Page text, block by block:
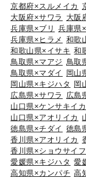
京都府×スルメイカ
大阪府×サワラ
大阪
兵庫県×ブリ
兵庫県
兵庫県×ヒラメ 和歌
和歌山県×イサキ 和
鳥取県×マアジ 鳥取
鳥取県×マダイ
岡山
岡山県×キジハタ
岡
広島県×サワラ
広島
山口県×ケンサキイカ
山口県×アオリイカ
徳島県×チダイ 徳島
香川県×アオリイカ
香川県×ショウサイ
愛媛県×キジハタ 愛
高知県×カンパチ 高